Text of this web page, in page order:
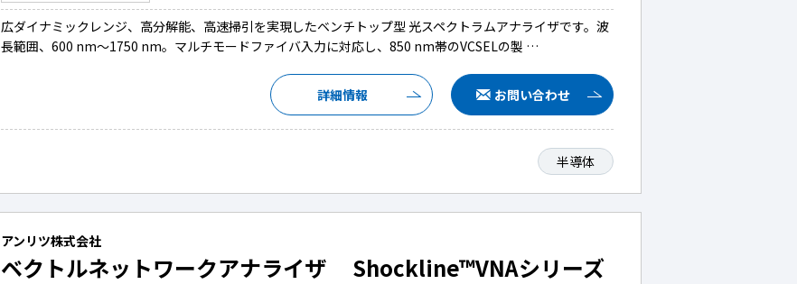
広ダイナミックレンジ、高分解能、高速掃引を実現したベンチトップ型 光スペクトラムアナライザです。波
長範囲、600 nm～1750 nm。マルチモードファイバ入力に対応し、850 nm帯のVCSELの製 …
詳細情報 お問い合わせ
半導体
アンリツ株式会社
ベクトルネットワークアナライザ Shockline™VNAシリーズ